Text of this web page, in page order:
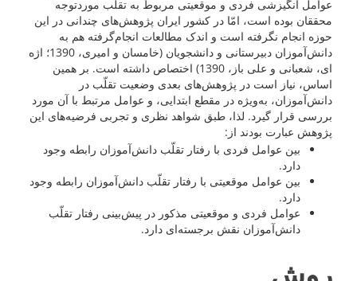
عوامل انگیزشی فردی و موقعیتی مربوط به تقلّب موردتوجه
محققان بوده است، امّا در کشور ایران پژوهش‌های چندانی در این
حوزه انجام نگرفته است و اندک مطالعات انجام‌گرفته هم به
دانش‌آموزان دبیرستانی و دانشجویان (خامسان و امیری، 1390؛ اژه
ای، شعبانی و علی باز، 1390) اختصاص داشته است. بر همین
اساس، نیاز است در پژوهش‌های بعدی وضعیت تقلّب در
دانش‌آموزان، به‌ویژه در مقطع ابتدایی، و عوامل مرتبط با آن مورد
بررسی قرار گیرد. لذا، طبق شواهد نظری و تجربی فرضیه‌های این
پژوهش عبارت بودند از:
بین عوامل فردی با رفتار تقلّب دانش‌آموزان رابطه وجود
دارد.
بین عوامل موقعیتی با رفتار تقلّب دانش‌آموزان رابطه وجود
دارد.
عوامل فردی و موقعیتی مذکور در پیش‌بینی رفتار تقلّب
دانش‌آموزان نقش برجسته‌ای دارد.